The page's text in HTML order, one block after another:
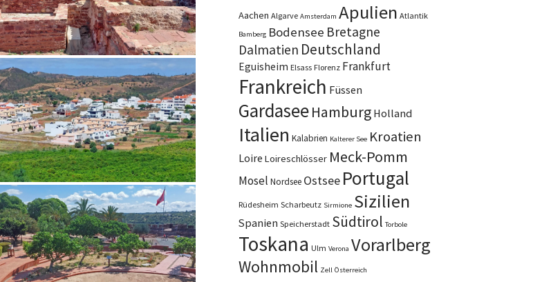
Aachen Algarve Amsterdam Apulien Atlantik
Bamberg Bodensee Bretagne
Dalmatien Deutschland
Eguisheim Elsass Florenz Frankfurt
Frankreich Füssen
GardaseeHamburg Holland
Italien Kalabrien Kalterer See Kroatien
Loire Loireschlösser Meck-Pomm
Mosel Nordsee Ostsee Portugal
Rüdesheim Scharbeutz Sirmione Sizilien
Spanien Speicherstadt Südtirol Torbole
Toskana Ulm Verona Vorarlberg
Wohnmobil Zell Österreich